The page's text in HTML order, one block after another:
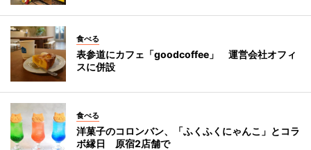
食べる
表参道にカフェ「goodcoffee」 運営会社オフィ
スに併設
食べる
洋菓子のコロンバン、「ふくふくにゃんこ」とコラ
ボ縁日 原宿2店舗で